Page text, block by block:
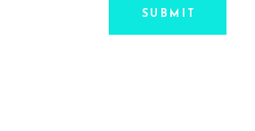
SUBMIT